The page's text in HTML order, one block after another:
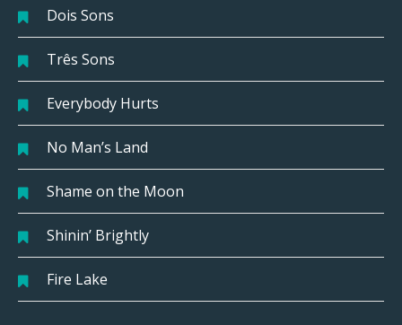
Dois Sons
Três Sons
Everybody Hurts
No Man’s Land
Shame on the Moon
Shinin’ Brightly
Fire Lake